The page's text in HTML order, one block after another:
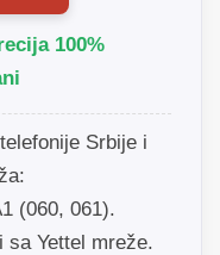
100%
Srbije i
(060, 061).
sa Yettel mreže.